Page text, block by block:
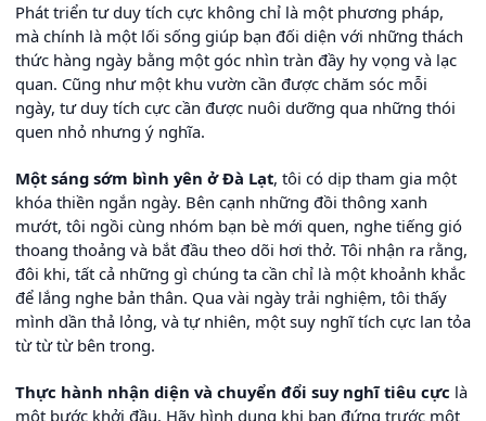
Phát triển tư duy tích cực không chỉ là một phương pháp,
mà chính là một lối sống giúp bạn đối diện với những thách
thức hàng ngày bằng một góc nhìn tràn đầy hy vọng và lạc
quan. Cũng như một khu vườn cần được chăm sóc mỗi
ngày, tư duy tích cực cần được nuôi dưỡng qua những thói
quen nhỏ nhưng ý nghĩa.
Một sáng sớm bình yên ở Đà Lạt, tôi có dịp tham gia một
khóa thiền ngắn ngày. Bên cạnh những đồi thông xanh
mướt, tôi ngồi cùng nhóm bạn bè mới quen, nghe tiếng gió
thoang thoảng và bắt đầu theo dõi hơi thở. Tôi nhận ra rằng,
đôi khi, tất cả những gì chúng ta cần chỉ là một khoảnh khắc
để lắng nghe bản thân. Qua vài ngày trải nghiệm, tôi thấy
mình dần thả lỏng, và tự nhiên, một suy nghĩ tích cực lan tỏa
từ từ từ bên trong.
Thực hành nhận diện và chuyển đổi suy nghĩ tiêu cực là
một bước khởi đầu. Hãy hình dung khi bạn đứng trước một